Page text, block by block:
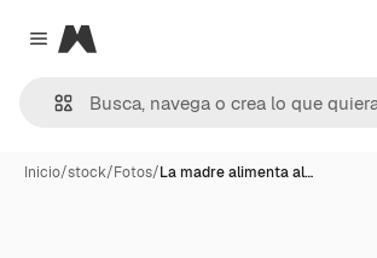
Close menu
Magnific
Inicio/stock/Fotos/La madre alimenta al…